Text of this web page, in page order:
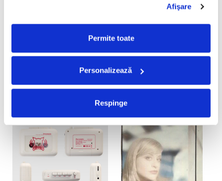
Afişare
Permite toate
Personalizează
Respinge
349,99 Lei
ADAUGA IN COS ADAUGA IN COS